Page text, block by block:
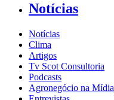
Notícias
Notícias
Clima
Artigos
Tv Scot Consultoria
Podcasts
Agronegócio na Mídia